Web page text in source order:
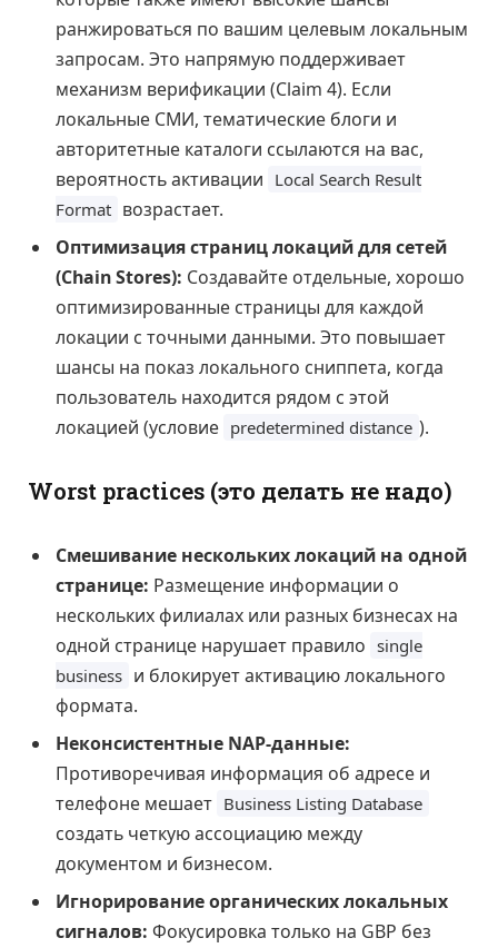
ранжироваться по вашим целевым локальным
запросам. Это напрямую поддерживает
механизм верификации (Claim 4). Если
локальные СМИ, тематические блоги и
авторитетные каталоги ссылаются на вас,
вероятность активации Local Search Result
Format возрастает.
Оптимизация страниц локаций для сетей
(Chain Stores): Создавайте отдельные, хорошо
оптимизированные страницы для каждой
локации с точными данными. Это повышает
шансы на показ локального сниппета, когда
пользователь находится рядом с этой
локацией (условие predetermined distance ).
Worst practices (это делать не надо)
Смешивание нескольких локаций на одной
странице: Размещение информации о
нескольких филиалах или разных бизнесах на
одной странице нарушает правило single
business и блокирует активацию локального
формата.
Неконсистентные NAP-данные:
Противоречивая информация об адресе и
телефоне мешает Business Listing Database
создать четкую ассоциацию между
документом и бизнесом.
Игнорирование органических локальных
сигналов: Фокусировка только на GBP без